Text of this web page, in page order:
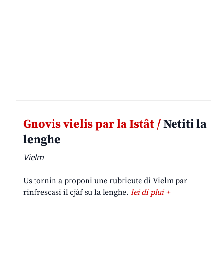
Gnovis vielis par la Istât /Netiti la
lenghe
Vielm
Us tornin a proponi une rubricute di Vielm par
rinfrescasi il cjâf su la lenghe. lei di plui +